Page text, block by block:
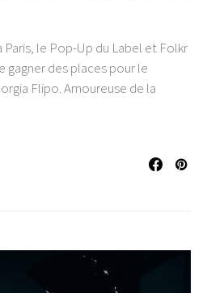
Paris, le Pop-Up du Label et Folkr
gagner des places pour le
Flipo. Amoureuse de la